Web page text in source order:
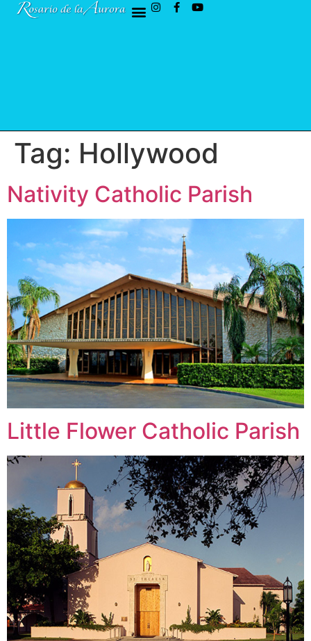
Tag: Hollywood
Nativity Catholic Parish
Little Flower Catholic Parish